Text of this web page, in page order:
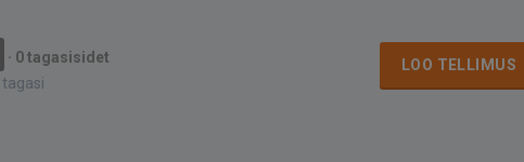
· 0 tagasisidet
tagasi
LOO TELLIMUS